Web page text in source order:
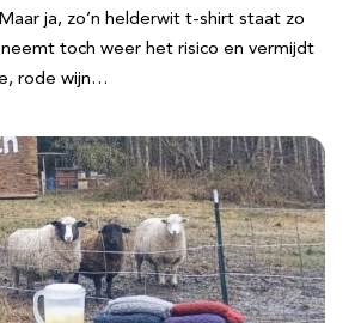
ja, zo’n helderwit t-shirt staat zo
neemt toch weer het risico en vermijdt
rode wijn…